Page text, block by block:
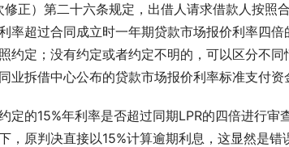
正）第二十六条规定，出借人请求借款人按照
率超过合同成立时一年期贷款市场报价利率四
约定；没有约定或者约定不明的，可以区分不
业拆借中心公布的贷款市场报价利率标准支付资
定的15%年利率是否超过同期LPR的四倍进行
，原判决直接以15%计算逾期利息，这显然是